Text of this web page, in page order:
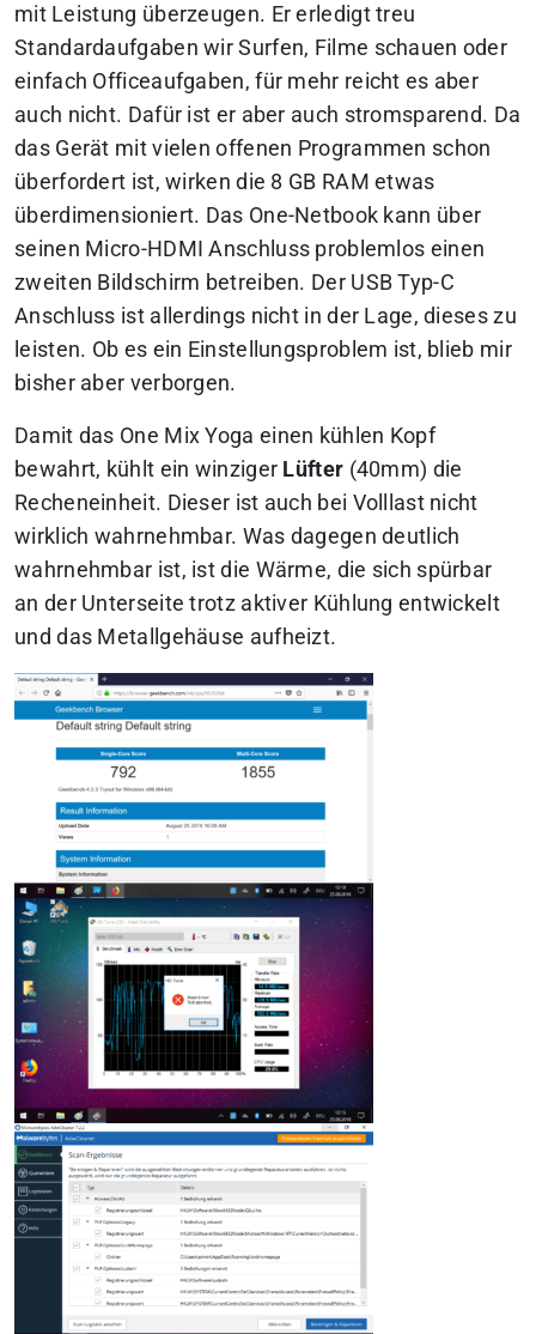
mit Leistung überzeugen. Er erledigt treu
Standardaufgaben wir Surfen, Filme schauen oder
einfach Officeaufgaben, für mehr reicht es aber
auch nicht. Dafür ist er aber auch stromsparend. Da
das Gerät mit vielen offenen Programmen schon
überfordert ist, wirken die 8 GB RAM etwas
überdimensioniert. Das One-Netbook kann über
seinen Micro-HDMI Anschluss problemlos einen
zweiten Bildschirm betreiben. Der USB Typ-C
Anschluss ist allerdings nicht in der Lage, dieses zu
leisten. Ob es ein Einstellungsproblem ist, blieb mir
bisher aber verborgen.
Damit das One Mix Yoga einen kühlen Kopf
bewahrt, kühlt ein winziger Lüfter (40mm) die
Recheneinheit. Dieser ist auch bei Volllast nicht
wirklich wahrnehmbar. Was dagegen deutlich
wahrnehmbar ist, ist die Wärme, die sich spürbar
an der Unterseite trotz aktiver Kühlung entwickelt
und das Metallgehäuse aufheizt.